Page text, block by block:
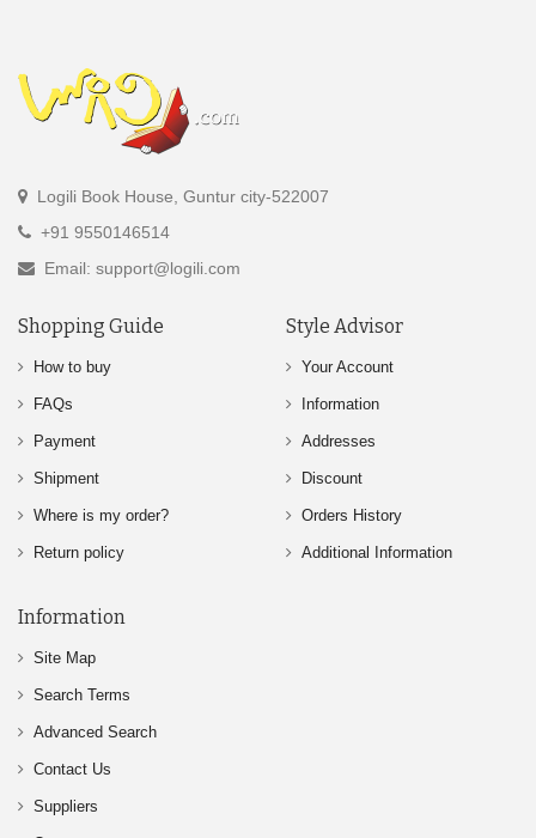
Logili Book House, Guntur city-522007
+91 9550146514
Email: support@logili.com
Shopping Guide
How to buy
FAQs
Payment
Shipment
Where is my order?
Return policy
Style Advisor
Your Account
Information
Addresses
Discount
Orders History
Additional Information
Information
Site Map
Search Terms
Advanced Search
Contact Us
Suppliers